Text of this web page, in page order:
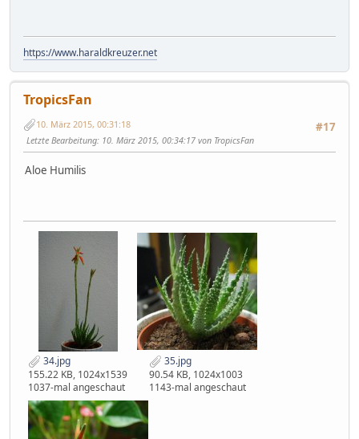
https://www.haraldkreuzer.net
TropicsFan
#17
10. März 2015, 00:31:18
Letzte Bearbeitung: 10. März 2015, 00:34:17 von TropicsFan
Aloe Humilis
34.jpg
155.22 KB, 1024x1539
1037-mal angeschaut
35.jpg
90.54 KB, 1024x1003
1143-mal angeschaut